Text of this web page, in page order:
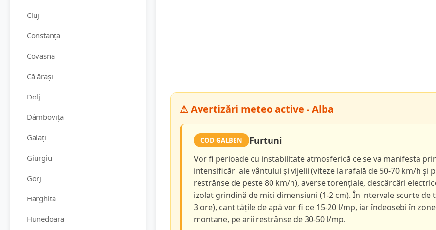
Cluj
Constanța
Covasna
Călărași
Dolj
Dâmbovița
Galați
Giurgiu
Gorj
Harghita
Hunedoara
⚠ Avertizări meteo active - Alba
COD GALBEN Furtuni
Vor fi perioade cu instabilitate atmosferică ce se va manifesta
intensificări ale vântului și vijelii (viteze la rafală de 50-70 km/h și
restrânse de peste 80 km/h), averse torențiale, descărcări
izolat grindină de mici dimensiuni (1-2 cm). În intervale scurte de
3 ore), cantitățile de apă vor fi de 15-20 l/mp, iar îndeosebi în
montane, pe arii restrânse de 30-50 l/mp.